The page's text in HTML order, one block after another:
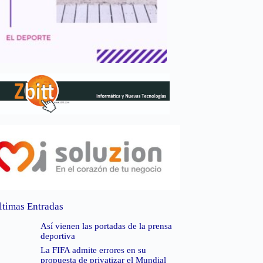
Entradas
Así vienen las portadas de la prensa
deportiva
La FIFA admite errores en su
propuesta de privatizar el Mundial